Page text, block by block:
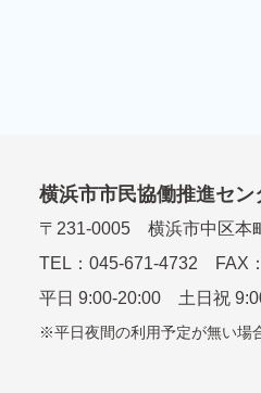
横浜市市民協働推進セン
〒 231-0005
横浜市中区本
TEL： 045-671-4732 FAX
平⽇ 9:00-20:00 ⼟⽇祝
平日夜間の利用予定が無い場